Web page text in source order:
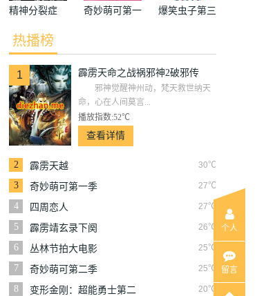
精神分裂症
奇妙萌可第一
爆笑虫子第三
热播榜
1 霹雳天命之战祸邪神2破邪传
邪神觉醒神州动，梵天救世纳天
命，心在人间莫言...
播放指数:52℃
查看详情
2 30℃
霹雳天越
3
27℃
奇妙萌可第一季
4
27℃
四周恋人
5
26℃
霹雳靖玄录下阕
6
25℃
丛林节拍大电影
7
25℃
奇妙萌可第二季
8
20℃
变形金刚：超能勇士第二
个人
留言